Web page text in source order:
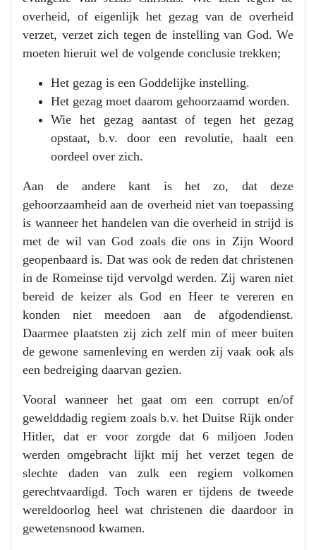
overheid, of eigenlijk het gezag van de overheid
verzet, verzet zich tegen de instelling van God. We
moeten hieruit wel de volgende conclusie trekken;
Het gezag is een Goddelijke instelling.
Het gezag moet daarom gehoorzaamd worden.
Wie het gezag aantast of tegen het gezag
opstaat, b.v. door een revolutie, haalt een
oordeel over zich.
Aan de andere kant is het zo, dat deze
gehoorzaamheid aan de overheid niet van toepassing
is wanneer het handelen van die overheid in strijd is
met de wil van God zoals die ons in Zijn Woord
geopenbaard is. Dat was ook de reden dat christenen
in de Romeinse tijd vervolgd werden. Zij waren niet
bereid de keizer als God en Heer te vereren en
konden niet meedoen aan de afgodendienst.
Daarmee plaatsten zij zich zelf min of meer buiten
de gewone samenleving en werden zij vaak ook als
een bedreiging daarvan gezien.
Vooral wanneer het gaat om een corrupt en/of
gewelddadig regiem zoals b.v. het Duitse Rijk onder
Hitler, dat er voor zorgde dat 6 miljoen Joden
werden omgebracht lijkt mij het verzet tegen de
slechte daden van zulk een regiem volkomen
gerechtvaardigd. Toch waren er tijdens de tweede
wereldoorlog heel wat christenen die daardoor in
gewetensnood kwamen.